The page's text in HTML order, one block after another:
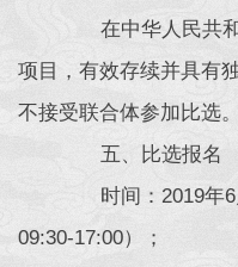
在中华人民共和
项目，有效存续并具有
不接受联合体参加比选。
五、比选报名
时间：2019年6
09:30-17:00）；